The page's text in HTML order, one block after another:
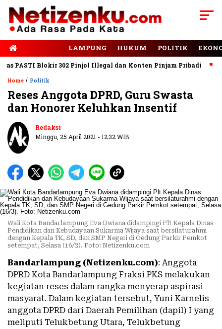
LAMPUNG HUKUM POLITIK
Blokir 302 Pinjol Illegal dan Konten Pinjam Pribadi
Home / Politik
Reses Anggota DPRD, Guru Swasta
dan Honorer Keluhkan Insentif
Redaksi
Minggu, 25 April 2021 - 12:32 WIB
Wali Kota Bandarlampung Eva Dwiana didampingi Plt Kepala Dinas
Pendidikan dan Kebudayaan Sukarma Wijaya saat bersilaturahmi
dengan Kepala TK, SD, dan SMP Negeri di Gedung Parkir Pemkot
setempat, Selasa (16/3). Foto: Netizenku.com
Bandarlampung (Netizenku.com): Anggota
DPRD Kota Bandarlampung Fraksi PKS melakukan
kegiatan reses dalam rangka menyerap aspirasi
masyarat. Dalam kegiatan tersebut, Yuni Karnelis
anggota DPRD dari Daerah Pemilihan (dapil) I yang
meliputi Telukbetung Utara, Telukbetung